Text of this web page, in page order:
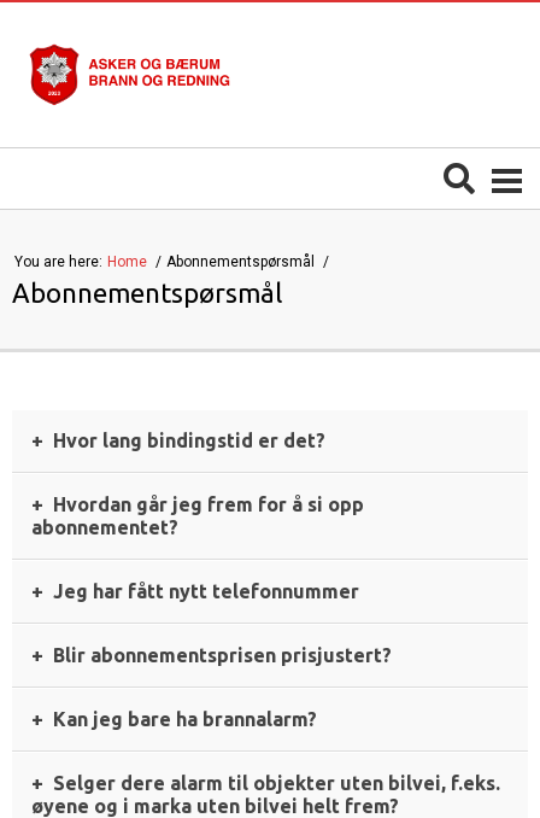
You are here: Home Abonnementspørsmål
Abonnementspørsmål
Hvor lang bindingstid er det?
Hvordan går jeg frem for å si opp
abonnementet?
Jeg har fått nytt telefonnummer
Blir abonnementsprisen prisjustert?
Kan jeg bare ha brannalarm?
Selger dere alarm til objekter uten bilvei, f.eks.
øyene og i marka uten bilvei helt frem?